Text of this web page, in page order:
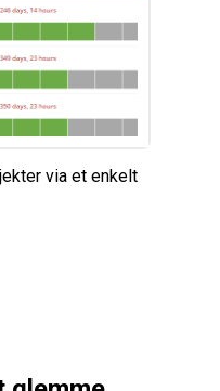
via et enkelt